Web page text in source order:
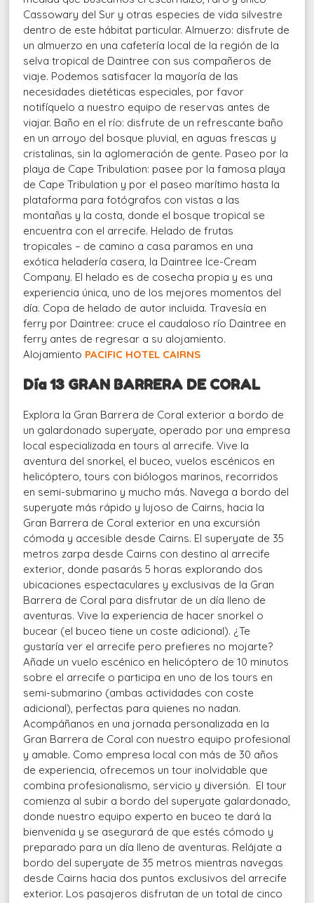
Cassowary del Sur y otras especies de vida silvestre
dentro de este hábitat particular. Almuerzo: disfrute de
un almuerzo en una cafetería local de la región de la
selva tropical de Daintree con sus compañeros de
viaje. Podemos satisfacer la mayoría de las
necesidades dietéticas especiales, por favor
notifíquelo a nuestro equipo de reservas antes de
viajar. Baño en el río: disfrute de un refrescante baño
en un arroyo del bosque pluvial, en aguas frescas y
cristalinas, sin la aglomeración de gente. Paseo por la
playa de Cape Tribulation: pasee por la famosa playa
de Cape Tribulation y por el paseo marítimo hasta la
plataforma para fotógrafos con vistas a las
montañas y la costa, donde el bosque tropical se
encuentra con el arrecife. Helado de frutas
tropicales – de camino a casa paramos en una
exótica heladería casera, la Daintree Ice-Cream
Company. El helado es de cosecha propia y es una
experiencia única, uno de los mejores momentos del
día. Copa de helado de autor incluida. Travesía en
ferry por Daintree: cruce el caudaloso río Daintree en
ferry antes de regresar a su alojamiento.
Alojamiento PACIFIC HOTEL CAIRNS
Día 13 GRAN BARRERA DE CORAL
Explora la Gran Barrera de Coral exterior a bordo de
un galardonado superyate, operado por una empresa
local especializada en tours al arrecife. Vive la
aventura del snorkel, el buceo, vuelos escénicos en
helicóptero, tours con biólogos marinos, recorridos
en semi-submarino y mucho más. Navega a bordo del
superyate más rápido y lujoso de Cairns, hacia la
Gran Barrera de Coral exterior en una excursión
cómoda y accesible desde Cairns. El superyate de 35
metros zarpa desde Cairns con destino al arrecife
exterior, donde pasarás 5 horas explorando dos
ubicaciones espectaculares y exclusivas de la Gran
Barrera de Coral para disfrutar de un día lleno de
aventuras. Vive la experiencia de hacer snorkel o
bucear (el buceo tiene un coste adicional). ¿Te
gustaría ver el arrecife pero prefieres no mojarte?
Añade un vuelo escénico en helicóptero de 10 minutos
sobre el arrecife o participa en uno de los tours en
semi-submarino (ambas actividades con coste
adicional), perfectas para quienes no nadan.
Acompáñanos en una jornada personalizada en la
Gran Barrera de Coral con nuestro equipo profesional
y amable. Como empresa local con más de 30 años
de experiencia, ofrecemos un tour inolvidable que
combina profesionalismo, servicio y diversión. El tour
comienza al subir a bordo del superyate galardonado,
donde nuestro equipo experto en buceo te dará la
bienvenida y se asegurará de que estés cómodo y
preparado para un día lleno de aventuras. Relájate a
bordo del superyate de 35 metros mientras navegas
desde Cairns hacia dos puntos exclusivos del arrecife
exterior. Los pasajeros disfrutan de un total de cinco